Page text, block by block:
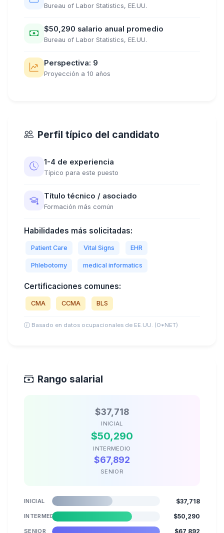
Bureau of Labor Statistics, EE.UU.
$50,290 salario anual promedio
Bureau of Labor Statistics, EE.UU.
Perspectiva: 9
Proyección a 10 años
Perfil típico del candidato
1-4 de experiencia
Típico para este puesto
Título técnico / asociado
Formación más común
Habilidades más solicitadas:
Patient Care Vital Signs EHR
Phlebotomy medical informatics
Certificaciones comunes:
CMA CCMA BLS
Basado en datos ocupacionales de EE.UU. (O*NET)
Rango salarial
$37,718
INICIAL
$50,290
INTERMEDIO
$67,892
SENIOR
INICIAL $37,718
INTERMEDIO $50,290
SENIOR $67,892